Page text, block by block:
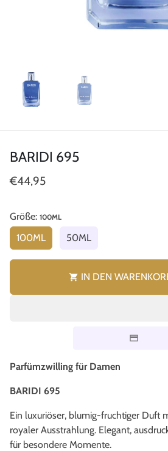
BARIDI 695
€44,95
Größe: 100ML
100ML 50ML
shopping_cart IN DEN
Parfümzwilling für Damen
BARIDI 695
Ein luxuriöser, blumig-fruchtiger Duft
royaler Ausstrahlung. Elegant,
für besondere Momente.